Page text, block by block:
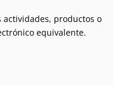
productos o
equivalente.